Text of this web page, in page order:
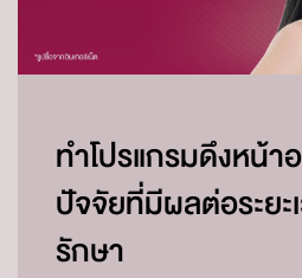
ทำโปรแกรมดึงหน้า
ปัจจัยที่มีผลต่อระยะ
รักษา